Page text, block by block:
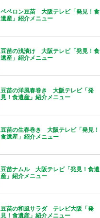
ペペロン豆苗 大阪テレビ「発見！食
遺産」紹介メニュー
豆苗の浅漬け 大阪テレビ「発見！食
遺産」紹介メニュー
豆苗の洋風春巻き 大阪テレビ「発
見！食遺産」紹介メニュー
豆苗の生春巻き 大阪テレビ「発見！
食遺産」紹介メニュー
豆苗ナムル 大阪テレビ「発見！食遺
産」紹介メニュー
豆苗の和風サラダ テレビ大阪「発
見！食遺産」紹介メニュー